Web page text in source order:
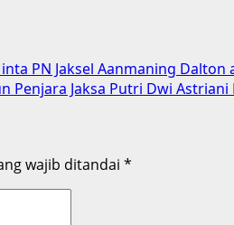
PN Jaksel Aanmaning Dalton
Penjara Jaksa Putri Dwi Astriani
wajib ditandai *